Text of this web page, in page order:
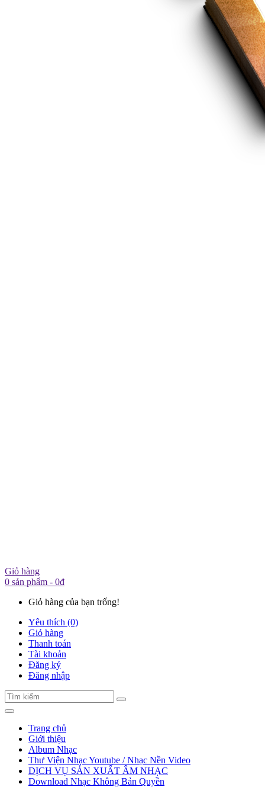
Giỏ hàng
0 sản phẩm - 0đ
Giỏ hàng của bạn trống!
Yêu thích (0)
Giỏ hàng
Thanh toán
Tài khoản
Đăng ký
Đăng nhập
Trang chủ
Giới thiệu
Album Nhạc
Thư Viện Nhạc Youtube / Nhạc Nền Video
DỊCH VỤ SẢN XUẤT ÂM NHẠC
Download Nhạc Không Bản Quyền